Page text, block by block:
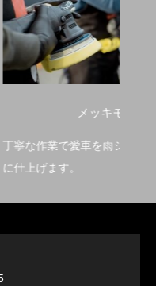
いピカピカな状態